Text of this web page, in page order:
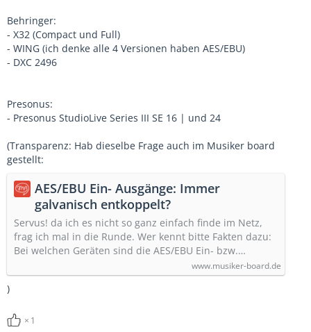
Behringer:
- X32 (Compact und Full)
- WING (ich denke alle 4 Versionen haben AES/EBU)
- DXC 2496
Presonus:
- Presonus StudioLive Series III SE 16 | und 24
(Transparenz: Hab dieselbe Frage auch im Musiker board
gestellt:
AES/EBU Ein- Ausgänge: Immer
galvanisch entkoppelt?
Servus! da ich es nicht so ganz einfach finde im Netz,
frag ich mal in die Runde. Wer kennt bitte Fakten dazu:
Bei welchen Geräten sind die AES/EBU Ein- bzw.…
www.musiker-board.de
)
1